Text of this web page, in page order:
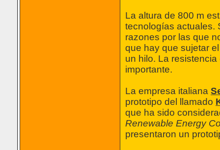
La altura de 800 m
tecnologías actuales.
razones por las que
que hay que sujetar
un hilo. La
importante.
La empresa italiana
prototipo del llamado
que ha sido
Renewable Energy
presentaron un